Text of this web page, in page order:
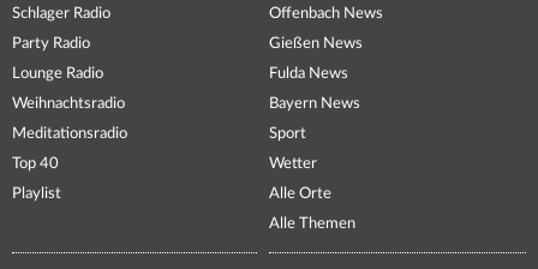
Schlager Radio
Party Radio
Lounge Radio
Weihnachtsradio
Meditationsradio
Top 40
Playlist
Offenbach News
Gießen News
Fulda News
Bayern News
Sport
Wetter
Alle Orte
Alle Themen